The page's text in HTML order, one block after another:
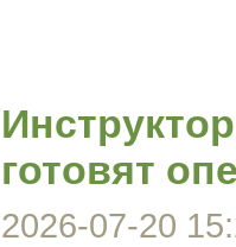
готовят
2026-07-20